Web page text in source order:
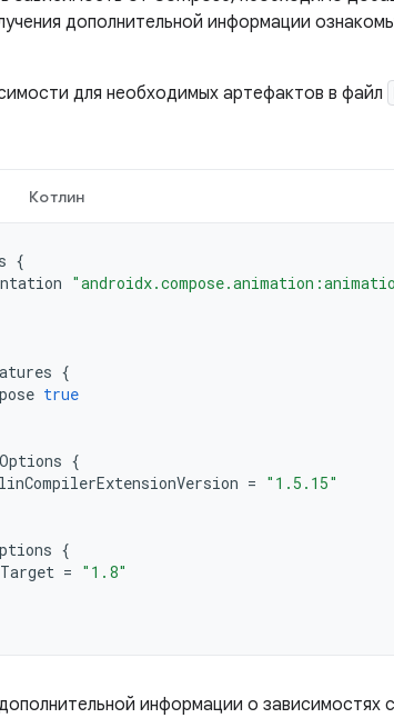
дополнительной информации
для необходимых артефактов в файл
Котлин
{
{
true
{
= "1.5.15"
{
= "1.8"
информации о зависимостях